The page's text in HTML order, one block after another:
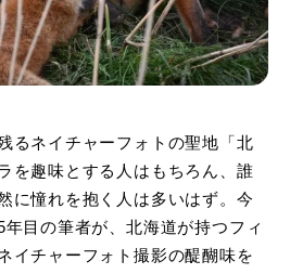
るネイチャーフォトの聖地「北
を趣味とする人はもちろん、誰
に憧れを抱く人は多いはず。今
目の筆者が、北海道が持つフィ
イチャーフォト撮影の醍醐味を